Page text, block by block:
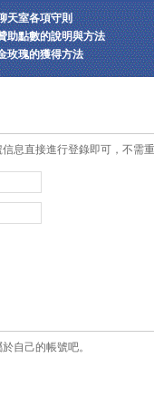
天室各項守則
助點數的說明與方法
玫瑰的獲得方法
息直接進行登錄即可，不需
自己的帳號吧。